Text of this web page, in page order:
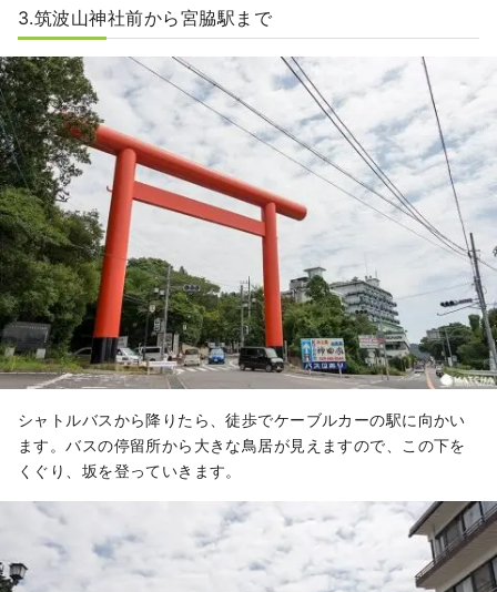
3.筑波山神社前から宮脇駅まで
シャトルバスから降りたら、徒歩でケーブルカーの駅に向かい
ます。バスの停留所から大きな鳥居が見えますので、この下を
くぐり、坂を登っていきます。